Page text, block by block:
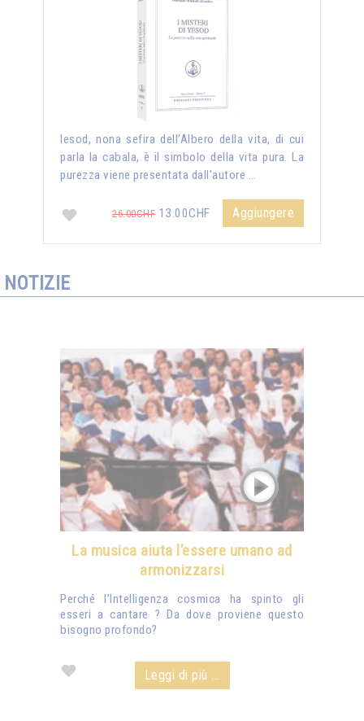
Iesod, nona sefira dell’Albero della vita, di cui
parla la cabala, è il simbolo della vita pura. La
purezza viene presentata dall'autore …
26.00CHF 13.00CHF Aggiungere
NOTIZIE
La musica aiuta l’essere umano ad
armonizzarsi
Perché l’Intelligenza cosmica ha spinto gli
esseri a cantare ? Da dove proviene questo
bisogno profondo?
Leggi di più ...